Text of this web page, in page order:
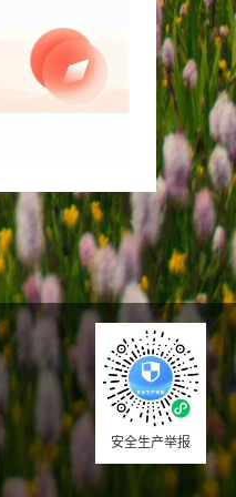
安全生产举报